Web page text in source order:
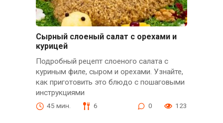
Сырный слоеный салат с орехами и
курицей
Подробный рецепт слоеного салата с
куриным филе, сыром и орехами. Узнайте,
как приготовить это блюдо с пошаговыми
инструкциями
45 мин. 6 0 123